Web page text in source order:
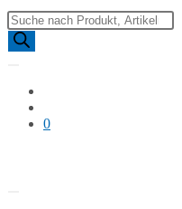
Products
search
0